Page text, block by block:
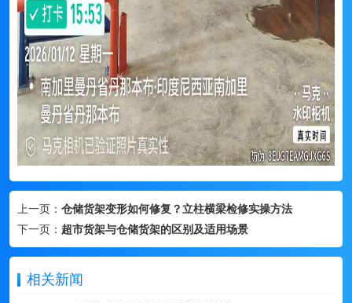
上一页： 仓储货架变形如何修复？立柱横梁检修实操方法
下一页： 超市货架与仓储货架的区别及适用场景
相关新闻